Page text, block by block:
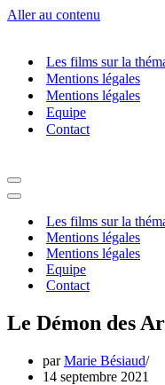
Aller au contenu
Les films sur la
Mentions légales
Mentions légales
Equipe
Contact
Menu
de
Menu
navigationLes films sur la
Mentions légales
Mentions légales
Equipe
Contact
Le Démon des
parMarie Bésiaud
14 septembre 2021